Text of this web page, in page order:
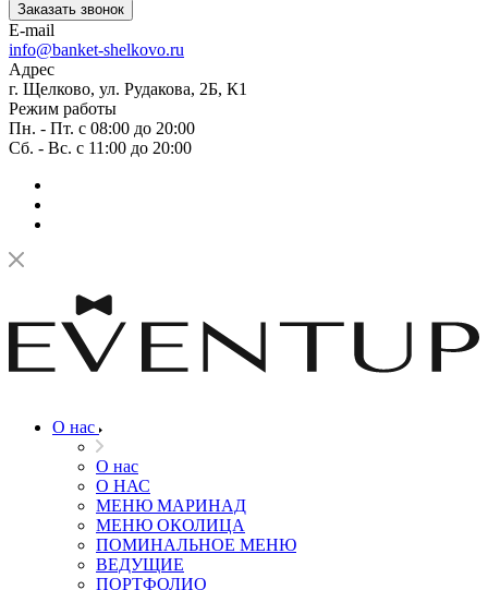
Заказать звонок
E-mail
info@banket-shelkovo.ru
Адрес
г. Щелково, ул. Рудакова, 2Б, К1
Режим работы
Пн. - Пт. с 08:00 до 20:00
Сб. - Вс. с 11:00 до 20:00
О нас
О нас
О НАС
МЕНЮ МАРИНАД
МЕНЮ ОКОЛИЦА
ПОМИНАЛЬНОЕ МЕНЮ
ВЕДУЩИЕ
ПОРТФОЛИО